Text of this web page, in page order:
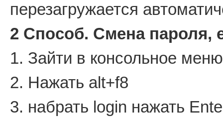
перезагружается
2 Способ. Смена пароля,
1. Зайти в консольное меню
2. Нажать alt+f8
3. набрать login нажать